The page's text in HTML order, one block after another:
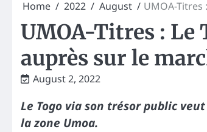
Home 2022 August UMOA-
UMOA-Titres : Le
auprès sur le
August 2, 2022
Le Togo via son trésor public
la zone Umoa.